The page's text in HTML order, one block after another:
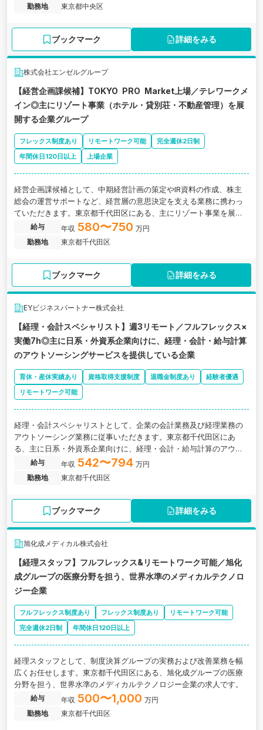
勤務地
東京都中央区
ブックマーク 詳細をみる
株式会社エンゼルグループ
【経営企画課候補】TOKYO PRO Market上場／テレワークメ
イン◎主にリゾート事業（ホテル・貸別荘・不動産管理）を展
開する企業グループ
フレックス制度あり リモートワーク可能
完全週休2日制
年間休日120日以上
上場企業
経営企画課候補として、中期経営計画の策定やIR資料の作成、株主
総会の運営サポートなど、経営層の意思決定を支える業務に携わっ
ていただきます。東京都千代田区にある、主にリゾート事業を展開
する企業グループの求人です。
給与 年収 580〜750 万円
勤務地
東京都千代田区
ブックマーク 詳細をみる
EYビジネスパートナー株式会社
【経理・会計スペシャリスト】週3リモート／フルフレックス×
実働7h◎主に日系・外資系企業向けに、経理・会計・給与計算
のアウトソーシングサービスを提供している企業
育休・産休実績あり 資格取得支援制度 退職金制度あり
経験者優遇
リモートワーク可能
経理・会計スペシャリストとして、企業の会計業務及び経理業務の
アウトソーシング業務に従事いただきます。東京都千代田区にあ
る、主に日系・外資系企業向けに、経理・会計・給与計算のアウト
ソーシングサービスを提供している企業の求人です。
給与 年収 542〜794 万円
勤務地
東京都千代田区
ブックマーク 詳細をみる
旭化成メディカル株式会社
【経理スタッフ】フルフレックス&リモートワーク可能／旭化
成グループの医療分野を担う、世界水準のメディカルテクノロ
ジー企業
フルフレックス制度あり フレックス制度あり
リモートワーク可能
完全週休2日制
年間休日120日以上
経理スタッフとして、制度決算グループの実務および改善業務を幅
広くお任せします。東京都千代田区にある、旭化成グループの医療
分野を担う、世界水準のメディカルテクノロジー企業の求人です。
給与 年収 500〜1,000 万円
勤務地
東京都千代田区